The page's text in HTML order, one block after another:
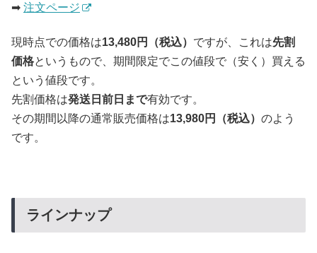
➡ 注文ページ
現時点での価格は13,480円（税込） ですが、これは先割
価格というもので、期間限定でこの値段で（安く）買える
という値段です。
先割価格は発送日前日まで有効です。
その期間以降の通常販売価格は13,980円（税込） のよう
です。
ラインナップ